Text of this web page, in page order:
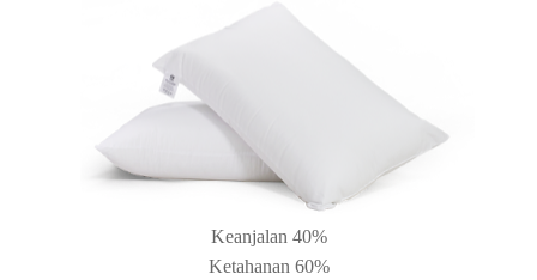
Keanjalan 40%
Ketahanan 60%